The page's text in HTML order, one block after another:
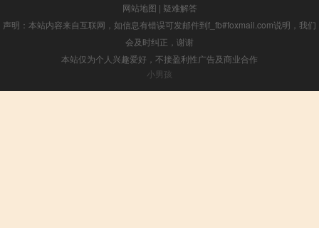
网站地图 | 疑难解答
声明：本站内容来自互联网，如信息有错误可发邮件到f_fb#foxmail.com说明，我们
会及时纠正，谢谢
本站仅为个人兴趣爱好，不接盈利性广告及商业合作
小男孩